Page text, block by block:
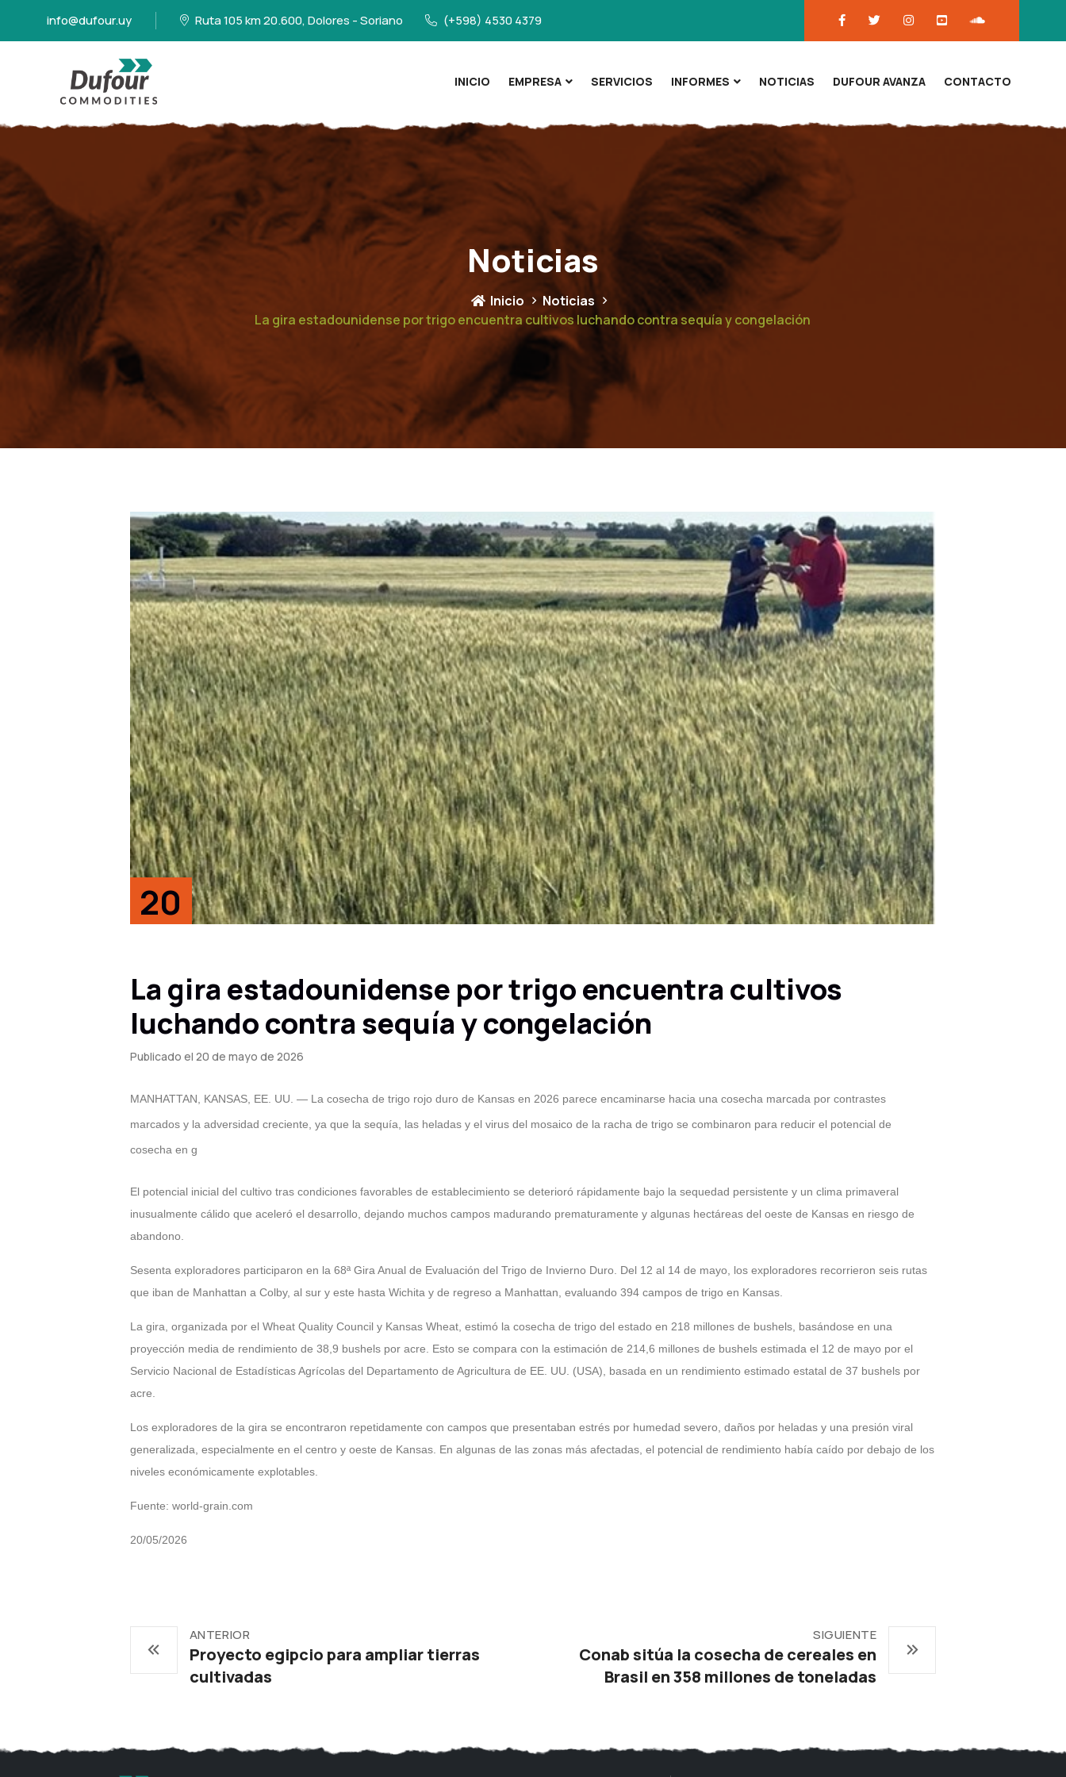
info@dufour.uy Ruta 105 km 20.600, Dolores - Soriano (+598) 4530 4379
INICIO EMPRESA SERVICIOS INFORMES NOTICIAS DUFOUR AVANZA CONTACTO
Noticias
Inicio
Noticias
La gira estadounidense por trigo encuentra cultivos luchando contra sequía y congelación
20
La gira estadounidense por trigo encuentra cultivos
luchando contra sequía y congelación
Publicado el 20 de mayo de 2026
MANHATTAN, KANSAS, EE. UU. — La cosecha de trigo rojo duro de Kansas en 2026 parece encaminarse hacia una cosecha marcada por contrastes
marcados y la adversidad creciente, ya que la sequía, las heladas y el virus del mosaico de la racha de trigo se combinaron para reducir el potencial de
cosecha en g
El potencial inicial del cultivo tras condiciones favorables de establecimiento se deterioró rápidamente bajo la sequedad persistente y un clima primaveral
inusualmente cálido que aceleró el desarrollo, dejando muchos campos madurando prematuramente y algunas hectáreas del oeste de Kansas en riesgo de
abandono.
Sesenta exploradores participaron en la 68ª Gira Anual de Evaluación del Trigo de Invierno Duro. Del 12 al 14 de mayo, los exploradores recorrieron seis rutas
que iban de Manhattan a Colby, al sur y este hasta Wichita y de regreso a Manhattan, evaluando 394 campos de trigo en Kansas.
La gira, organizada por el Wheat Quality Council y Kansas Wheat, estimó la cosecha de trigo del estado en 218 millones de bushels, basándose en una
proyección media de rendimiento de 38,9 bushels por acre. Esto se compara con la estimación de 214,6 millones de bushels estimada el 12 de mayo por el
Servicio Nacional de Estadísticas Agrícolas del Departamento de Agricultura de EE. UU. (USA), basada en un rendimiento estimado estatal de 37 bushels por
acre.
Los exploradores de la gira se encontraron repetidamente con campos que presentaban estrés por humedad severo, daños por heladas y una presión viral
generalizada, especialmente en el centro y oeste de Kansas. En algunas de las zonas más afectadas, el potencial de rendimiento había caído por debajo de los
niveles económicamente explotables.
Fuente: world-grain.com
20/05/2026
ANTERIOR
Proyecto egipcio para ampliar tierras
cultivadas
SIGUIENTE
Conab sitúa la cosecha de cereales en
Brasil en 358 millones de toneladas